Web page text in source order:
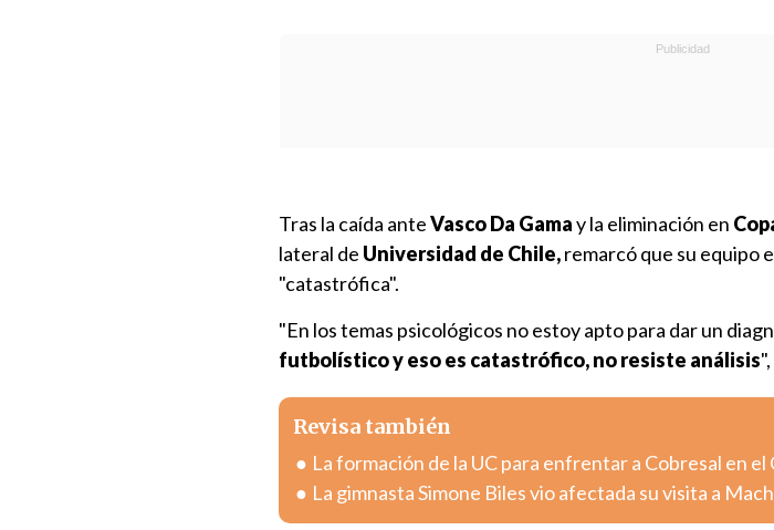
Tras la caída anteVasco Da Gamay la eliminación en
lateral de Universidad de Chile,remarcó que su equipo
"catastrófica".
"En los temas psicológicos no estoy apto para dar un
futbolístico y eso es catastrófico, no resiste análisis
Revisa también
La formación de la UC para enfrentar a Cobresal en el
La gimnasta Simone Biles vio afectada su visita a